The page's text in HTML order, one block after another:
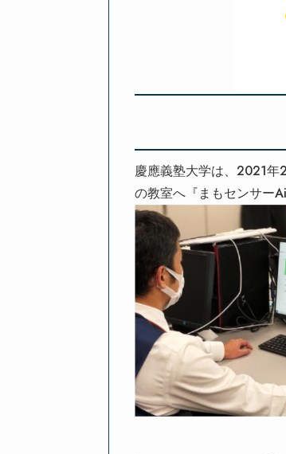
慶應義塾大学は、2021
の教室へ『まもセンサー